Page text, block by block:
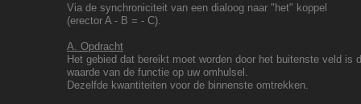
Via de synchroniciteit van een dialoog naar "het" koppel
(erector A - B = - C).
A. Opdracht
Het gebied dat bereikt moet worden door het buitenste veld is
waarde van de functie op uw omhulsel.
Dezelfde kwantiteiten voor de binnenste omtrekken.